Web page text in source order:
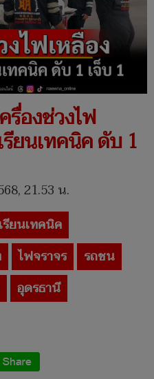
รื่องช่วงไฟ
ยนเทคนิค ดับ 1
21.53 น.
รียนเทคนิค
ไฟจราจร
รถชน
อุดรธานี